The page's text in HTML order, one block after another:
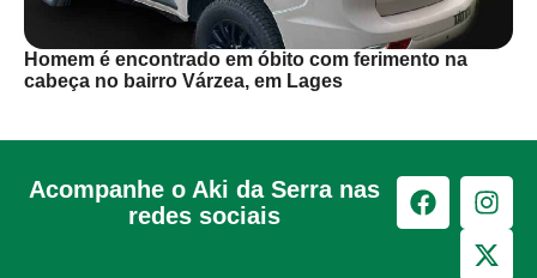
Homem é encontrado em óbito com ferimento na
cabeça no bairro Várzea, em Lages
Acompanhe o Aki da Serra nas
redes sociais